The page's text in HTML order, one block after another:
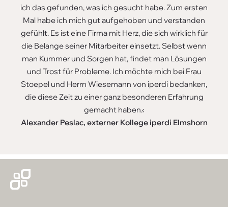
ich das gefunden, was ich gesucht habe. Zum ersten
Mal habe ich mich gut aufgehoben und verstanden
gefühlt. Es ist eine Firma mit Herz, die sich wirklich für
die Belange seiner Mitarbeiter einsetzt. Selbst wenn
man Kummer und Sorgen hat, findet man Lösungen
und Trost für Probleme. Ich möchte mich bei Frau
Stoepel und Herrn Wiesemann von iperdi bedanken,
die diese Zeit zu einer ganz besonderen Erfahrung
gemacht haben.‹
Alexander Peslac, externer Kollege iperdi Elmshorn